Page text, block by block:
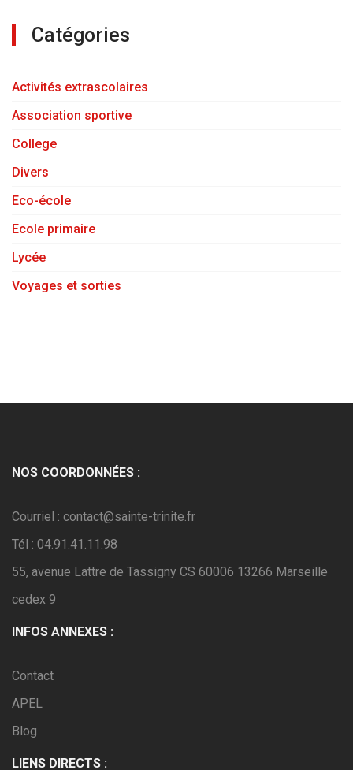
Catégories
Activités extrascolaires
Association sportive
College
Divers
Eco-école
Ecole primaire
Lycée
Voyages et sorties
NOS COORDONNÉES :
Courriel : contact@sainte-trinite.fr
Tél : 04.91.41.11.98
55, avenue Lattre de Tassigny CS 60006 13266 Marseille
cedex 9
INFOS ANNEXES :
Contact
APEL
Blog
LIENS DIRECTS :